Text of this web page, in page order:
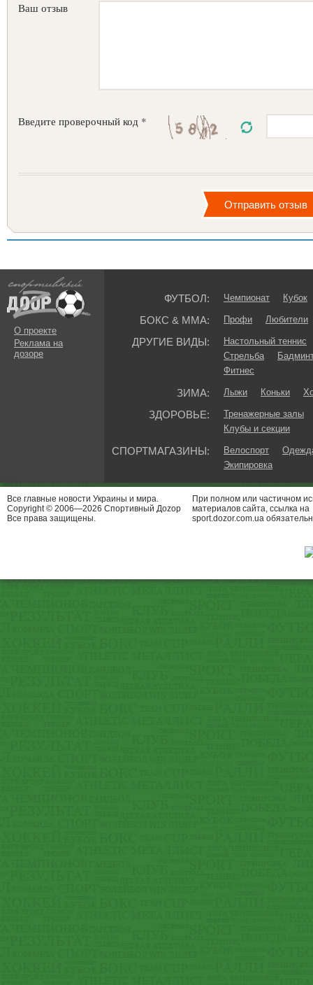
Ваш отзыв
Введите проверочный код *
О проекте
Реклама на
дозоре
ФУТБОЛ: Чемпионат Кубок
БОКС & ММА: Профи Любители
ДРУГИЕ ВИДЫ:
Настольный теннис
Стрельба
Фитнес
ЗИМА: Лыжи Коньки
ЗДОРОВЬЕ:
Тренажерные залы
Клубы и секции
СПОРТМАГАЗИНЫ: Велоспорт
Экипировка
Все главные новости Украины и мира.
Copyright © 2006—2026 Спортивный Доzор
Все права защищены.
При полном или частичном
материалов сайта, ссылка на
sport.dozor.com.ua